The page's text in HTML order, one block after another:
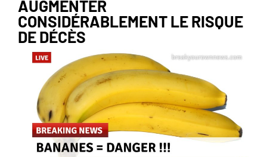
AUGMENTER
CONSIDÉRABLEMENT LE RISQUE
DE DÉCÈS